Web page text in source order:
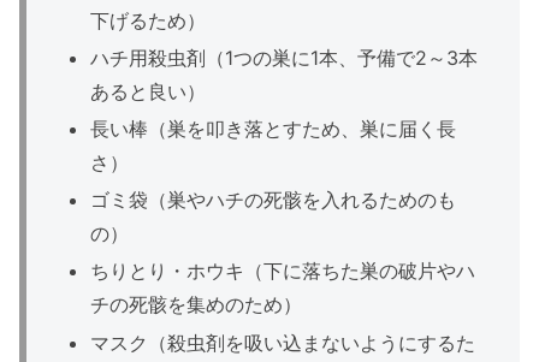
下げるため）
ハチ用殺虫剤（1つの巣に1本、予備で2～3本
あると良い）
長い棒（巣を叩き落とすため、巣に届く長
さ）
ゴミ袋（巣やハチの死骸を入れるためのも
の）
ちりとり・ホウキ（下に落ちた巣の破片やハ
チの死骸を集めのため）
マスク（殺虫剤を吸い込まないようにするた